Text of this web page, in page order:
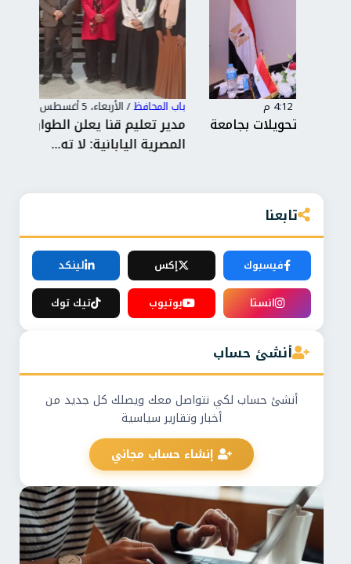
باب المحافظ
مدير تعليم قنا يعلن الطوارئ بالمدارس
المصرية اليابانية: لا ته...
تابعنا
فيسبوك إكس
لينكد
انستا
يوتيوب تيك توك
أنشئ حساب
أنشئ حساب لكي نتواصل معك ويصلك كل جديد من
أخبار وتقارير سياسية
إنشاء حساب مجاني